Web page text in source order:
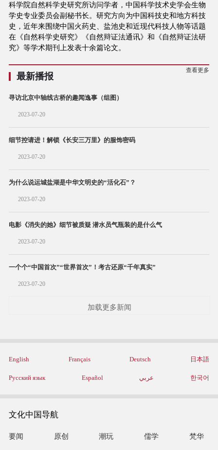
科学院自然科学史研究所访问学者，中国科学技术史学会生物
学史专业委员会副秘书长。研究方向为中国科技史和地方科技
史，近年来围绕中国火药史、盐池史和近现代科技人物等话题
在《自然科学史研究》《自然辩证法通讯》和《自然辩证法研
究》等学术期刊上发表十余篇论文。
最新播报
查看更多
寻访北京中轴线古桥的趣闻逸事（组图）
2023-07-20
细节控请进！解锁《长安三万里》的服饰密码
2023-07-20
为什么说运城盐湖是中华文明史的“活化石”？
2023-07-20
电影《消失的她》细节被质疑 潜水员气瓶装的是什么气
2023-07-20
一个个“中国首次”“世界首次”！考古还原“千年真实”
2023-07-20
加载更多新闻
English Français Deutsch 日本語
Русский язык Español عربي 한국어
文化中国导航
要闻 原创 潮玩 儒学 梵华